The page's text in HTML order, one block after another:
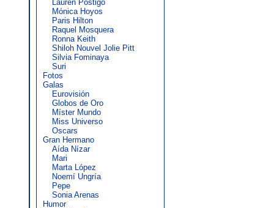
Lauren Postigo
Mónica Hoyos
Paris Hilton
Raquel Mosquera
Ronna Keith
Shiloh Nouvel Jolie Pitt
Silvia Fominaya
Suri
Fotos
Galas
Eurovisión
Globos de Oro
Míster Mundo
Miss Universo
Oscars
Gran Hermano
Aída Nízar
Mari
Marta López
Noemí Ungría
Pepe
Sonia Arenas
Humor